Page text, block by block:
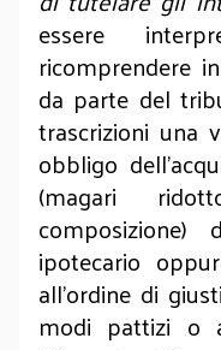
essere
ricomprendere
da parte del
trascrizioni una
obbligo
(magari
composizione)
ipotecario
all’ordine di
modi pattizi o